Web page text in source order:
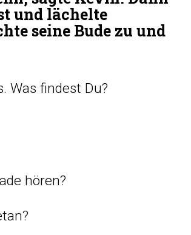
und lächelte
seine Bude zu und
Was findest Du?
hören?